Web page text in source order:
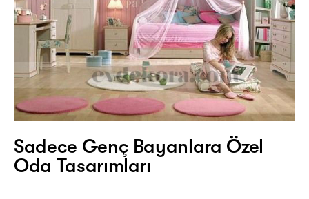
Sadece Genç Bayanlara Özel
Oda Tasarımları